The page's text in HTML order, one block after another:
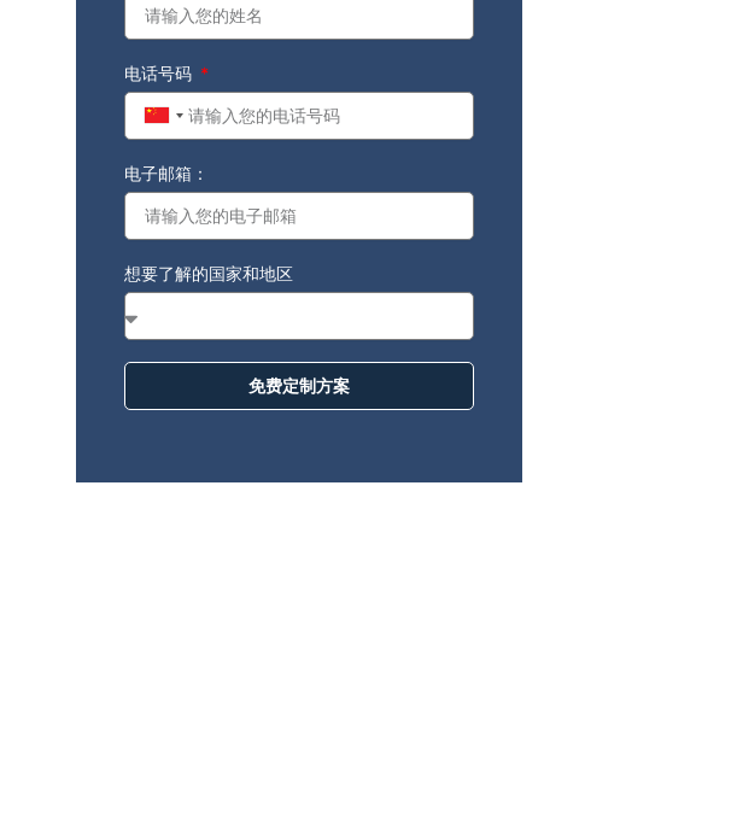
电话号码
China
电子邮箱：
想要了解的国家和地区
免费定制方案